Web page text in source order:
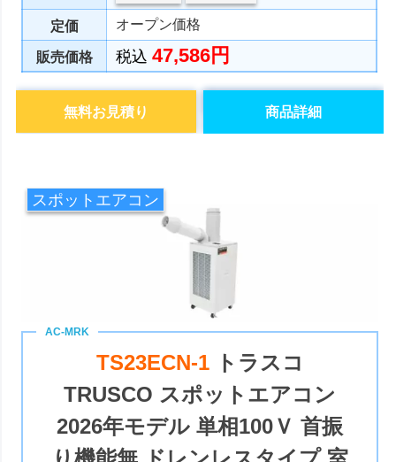
定価 オープン価格
販売価格 税込47,586円
商品詳細
無料お見積り
スポットエアコン
TS23ECN-1
トラスコ
TRUSCO スポットエアコン
2026年モデル 単相100Ｖ 首振